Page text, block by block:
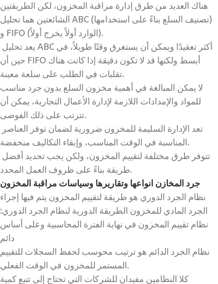
هناك العديد من طرق إدارة مراقبة المخزون، لكن الطريقتين
الشائعتين هما تحليل ABC (تصنيف السلع بناءً على استخدامها)
و FIFO (الوارد أولاً يخرج أولاً).
حين أن FIFO أبسط ولكنها قد لا تكون دقيقة إذا كانت هناك
تقلبات في الطلب على سلعة معينة.
لا يمكن المبالغة في أهمية مخزون السلع بدون جرد مناسب
للمواد والإمدادات اللازمة لإدارة الأعمال التجارية، يمكن أن
تترتب على ذلك الفوضى.
المناسبة في الوقت المناسب، وإبقاء التكاليف منخفضة.
طريقة بناءً على ظروف العمل المحدد.
جرد المخازن انواعها وتقاريرها وسياسات مراقبة المخزون
نظام الجرد الدوري هو طريقة لتقييم المخزون يتم فيها إجراء
الجرد المادي للمخزون الطريقة الدورية لنظام الجرد الدوري:
نظام تقييم المخزون في نهاية الفترة المحاسبية وعلى أساس
دائم
نظام الجرد الدائم هو ترتيب محوسب لحفظ السجلات للتقييم
المستمر للمخزون في الوقت الفعلي.
كلا النظامين مفيدان للشركات التي تحتاج إلى تتبع كمية